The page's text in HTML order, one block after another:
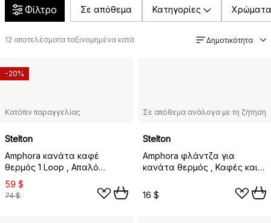
Φίλτρο Σε απόθεμα Κατηγορίες Χρώματα
12 αποτελέσματα ταξινομημένα κατά Δημοτικότητα
Κατόπιν παραγγελίας
Stelton
Amphora κανάτα καφέ
θερμός 1 Loop , Απαλό
ροδακινί
59 $
74 $
-20%
Σε απόθεμα ανάλογα με τη ζήτηση
Stelton
Amphora φλάντζα για
κανάτα θερμός , Καφές και
16 $